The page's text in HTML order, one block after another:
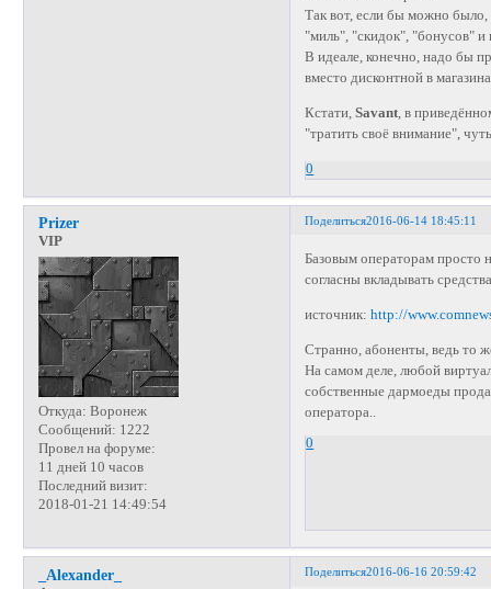
Так вот, если бы можно было,
"миль", "скидок", "бонусов" и
В идеале, конечно, надо бы
вместо дисконтной в
Кстати,Savant, в
"тратить своё внимание",
0
Поделиться2016-06-14 18:45:11
Prizer
VIP
Откуда: Воронеж
Сообщений: 1222
Провел на форуме:
11 дней 10 часов
Последний визит:
2018-01-21 14:49:54
Базовым операторам просто
согласны вкладывать
источник:http://
Странно, абоненты, ведь то
На самом деле, любой
собственные дармоеды
оператора..
0
Поделиться2016-06-16 20:59:42
_Alexander_